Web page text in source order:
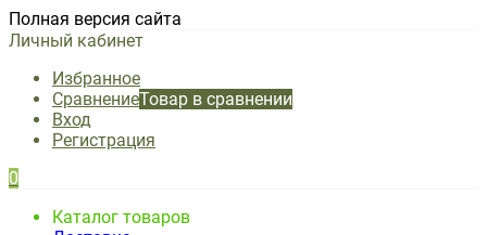
Полная версия сайта
Личный кабинет
Избранное
СравнениеТовар в сравнении
Вход
Регистрация
0
Каталог товаров